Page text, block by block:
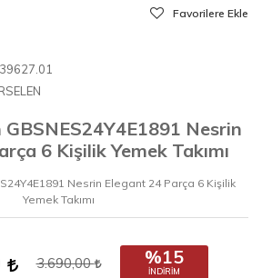
Favorilere Ekle
Nesrin
6 Kişilik Yemek Takımı
Nesrin Elegant 24 Parça 6 Kişilik
Yemek Takımı
3.690,00 %15
İNDIRIM